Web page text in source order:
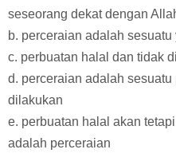
seseorang dekat dengan
b. perceraian adalah
c. perbuatan halal dan tidak
d. perceraian adalah
dilakukan
e. perbuatan halal akan
adalah perceraian